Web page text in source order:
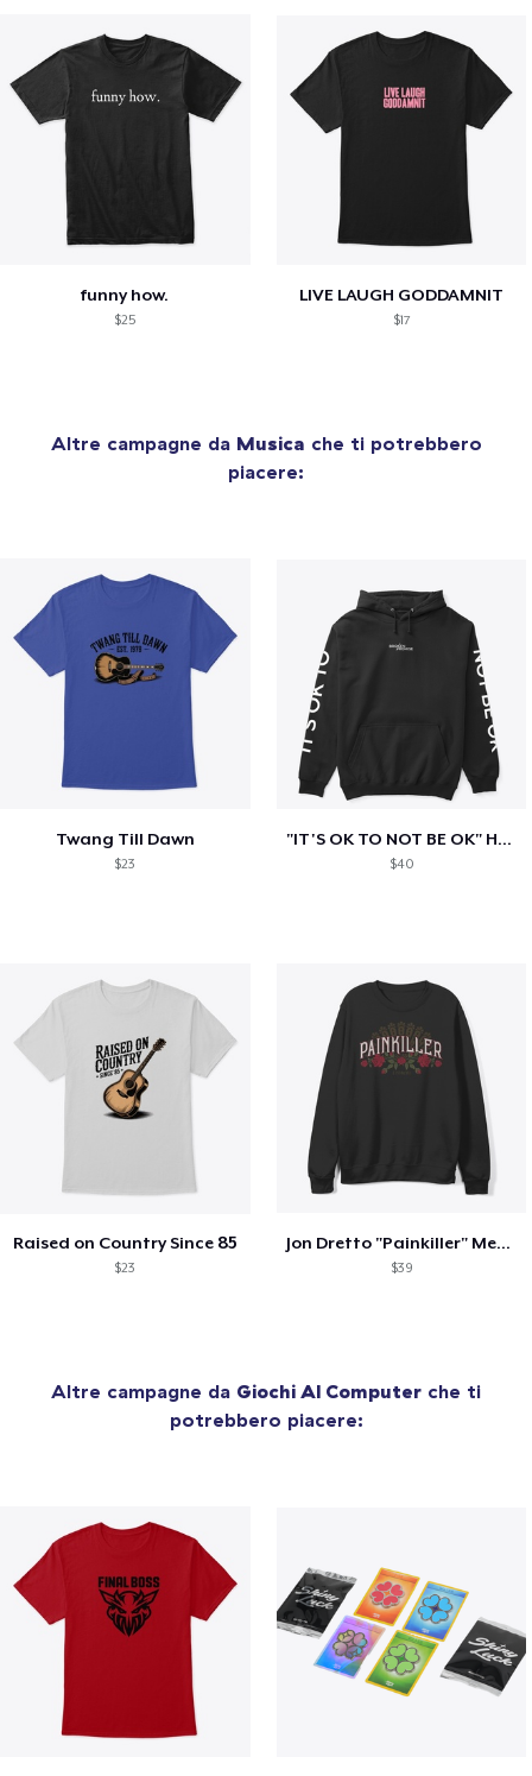
funny how.
$25
LIVE LAUGH GODDAMNIT
$17
Altre campagne da Musica che ti potrebbero
piacere:
Twang Till Dawn
$23
"IT'S OK TO NOT BE OK" Hoodie (BP LOGO)
$40
Raised on Country Since 85
$23
Jon Dretto "Painkiller" Merch Collection
$39
Altre campagne da Giochi Al Computer che ti
potrebbero piacere: